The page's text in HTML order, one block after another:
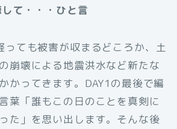
て・・・ひと言
っても被害が収まるどころか、土
崩壊による地震洪水など新たな
かってきます。DAY1の最後で編
葉「誰もこの日のことを真剣に
た」を思い出します。そんな後